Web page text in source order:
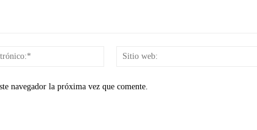
Correo
navegador la próxima vez que comente.